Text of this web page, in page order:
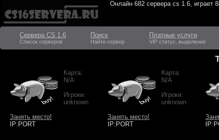
Онлайн 682 сервера cs 1.6, играет
Сервера CS 1.6
Список серверов
Поиск
Найти сервер
Платные услуги
VIP статус, выделение
Карта:
N/A
Игроки:
unknown
Занять место!
IP:PORT
Карта:
N/A
Игроки:
unknown
Занять место!
IP:PORT